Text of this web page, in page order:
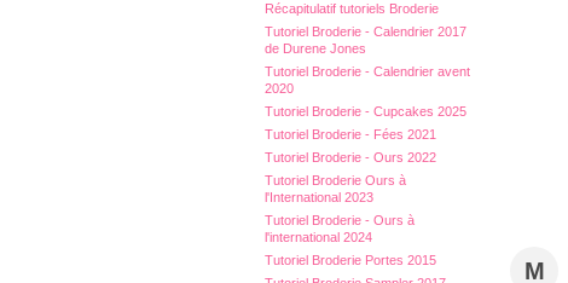
Récapitulatif tutoriels Broderie
Tutoriel Broderie - Calendrier 2017
de Durene Jones
Tutoriel Broderie - Calendrier avent
2020
Tutoriel Broderie - Cupcakes 2025
Tutoriel Broderie - Fées 2021
Tutoriel Broderie - Ours 2022
Tutoriel Broderie Ours à
l'International 2023
Tutoriel Broderie - Ours à
l'international 2024
Tutoriel Broderie Portes 2015
M